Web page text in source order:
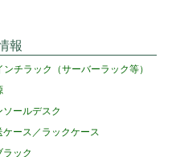
報
ンチラック（サーバーラック等）
ソールデスク
ケース／ラックケース
ラック